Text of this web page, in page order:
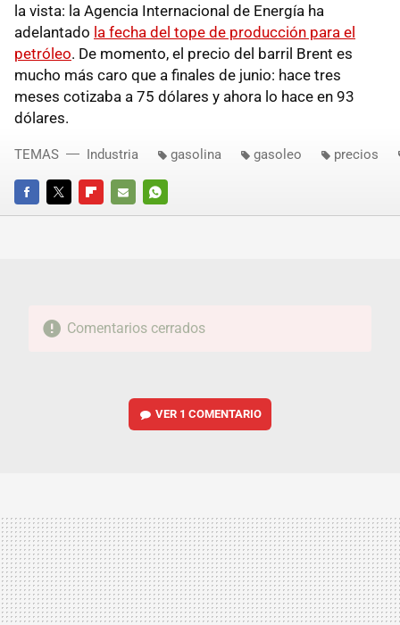
la vista: la Agencia Internacional de Energía ha
adelantado la fecha del tope de producción para el
petróleo. De momento, el precio del barril Brent es
mucho más caro que a finales de junio: hace tres
meses cotizaba a 75 dólares y ahora lo hace en 93
dólares.
FACEBOOKTWITTERFLIPBOARD
E-
WHATSAPP
TEMAS Industria gasolina gasoleo precios
Comentarios cerrados
VER 1 COMENTARIO